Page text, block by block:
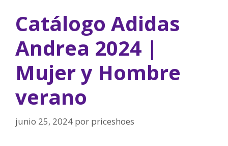
Catálogo Adidas
Andrea 2024 |
Mujer y Hombre
verano
junio 25, 2024 por priceshoes